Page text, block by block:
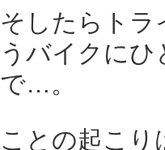
そしたらト
うバイクに
で…。
ことの起こり